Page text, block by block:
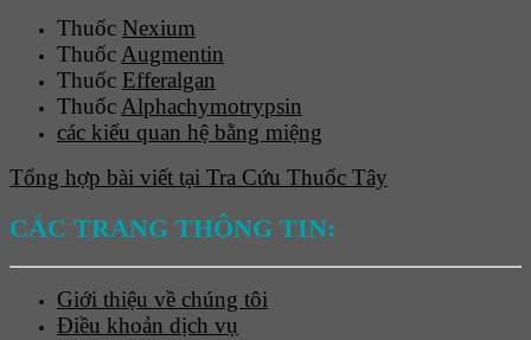
Thuốc Nexium
Thuốc Augmentin
Thuốc Efferalgan
Thuốc Alphachymotrypsin
các kiểu quan hệ bằng miệng
Tổng hợp bài viết tại Tra Cứu Thuốc Tây
CÁC TRANG THÔNG TIN:
Giới thiệu về chúng tôi
Điều khoản dịch vụ